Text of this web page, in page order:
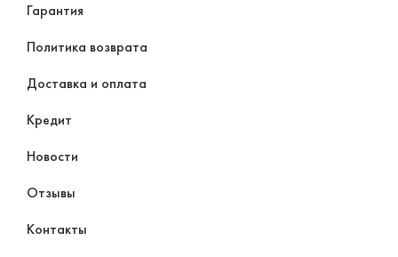
Гарантия
Политика возврата
Доставка и оплата
Кредит
Новости
Отзывы
Контакты